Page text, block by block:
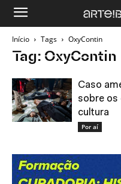
Início Tags OxyContin
Tag: OxyContin
Caso
sobre os
cultura
Por aí